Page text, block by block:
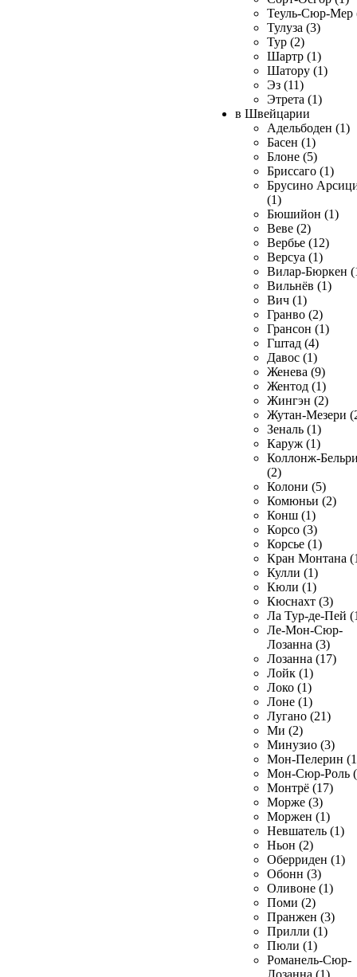
Теуль-Сюр-Мер
Тулуза (3)
Тур (2)
Шартр (1)
Шатору (1)
Эз (11)
Этрета (1)
в Швейцарии
Адельбоден (1)
Басен (1)
Блоне (5)
Бриссаго (1)
Брусино
(1)
Бюшийон (1)
Веве (2)
Вербье (12)
Версуа (1)
Вилар-Бюркен
Вильнёв (1)
Вич (1)
Гранво (2)
Грансон (1)
Гштад (4)
Давос (1)
Женева (9)
Жентод (1)
Жингэн (2)
Жутан-Мезери
Зеналь (1)
Каруж (1)
Коллонж-
(2)
Колони (5)
Комюньи (2)
Конш (1)
Корсо (3)
Корсье (1)
Кран Монтана
Кулли (1)
Кюли (1)
Кюснахт (3)
Ла Тур-де-Пей
Ле-Мон-Сюр-
Лозанна (3)
Лозанна (17)
Лойк (1)
Локо (1)
Лоне (1)
Лугано (21)
Ми (2)
Минузио (3)
Мон-Пелерин
Мон-Сюр-Роль
Монтрё (17)
Морже (3)
Моржен (1)
Невшатель (1)
Ньон (2)
Оберриден (1)
Обонн (3)
Оливоне (1)
Поми (2)
Пранжен (3)
Прилли (1)
Пюли (1)
Романель-Сюр-
Лозанна (1)